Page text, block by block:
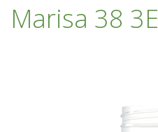
Marisa 38 3E